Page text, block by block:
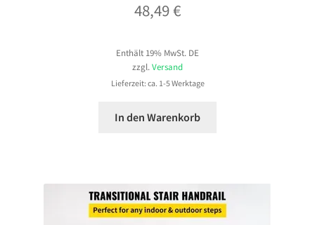
48,49€
Enthält 19% MwSt. DE
zzgl.Versand
Lieferzeit: ca. 1-5 Werktage
In den Warenkorb